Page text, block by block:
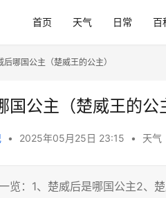
首页 天气 日常 百
后哪国公主（楚威王的公主）
国公主（楚威王的公
• 2025年05月25日 23:15 • 天气
览：1、楚威后是哪国公主2、